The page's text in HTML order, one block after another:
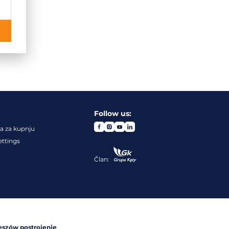
za kupnju
Follow us:
Član:
postrojenje